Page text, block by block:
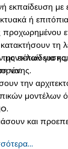
εκπαίδευση με
ή
προχωρημένου
τη
για
να:
την
μοντέλων
και